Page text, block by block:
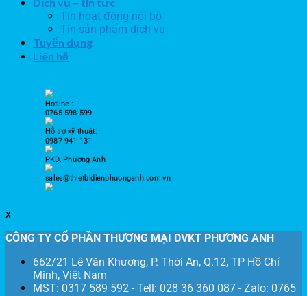
Dịch vụ – tin tức
Tin hoạt động nội bộ
Tin sản phẩm dịch vụ
Tuyển dụng
Liên hệ
Hotline :
0765 598 599
Hỗ trợ kỹ thuật:
0987 941 131
PKD. Phương Anh
sales@thietbidienphuonganh.com.vn
x
CÔNG TY CỔ PHẦN THƯƠNG MẠI DVKT PHƯƠNG ANH
662/21 Lê Văn Khương, P. Thới An, Q.12, TP Hồ Chí
Minh, Việt Nam
MST: 0317 589 592 - Tell: 028 36 360 087 - Zalo: 0765